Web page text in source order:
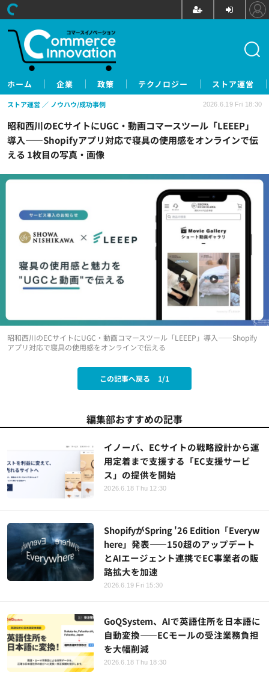
ホーム 企業 政策 テクノロジー ストア運営
昭和西川のECサイトにUGC・動画コマースツール「LEEEP」
導入——Shopifyアプリ対応で寝具の使用感をオンラインで伝
える 1枚目の写真・画像
ストア運営 ノウハウ/成功事例 2026.6.19 Fri 18:30
昭和西川のECサイトにUGC・動画コマースツール「LEEEP」導入——Shopify
アプリ対応で寝具の使用感をオンラインで伝える
この記事へ戻る 1/1
編集部おすすめの記事
イノーバ、ECサイトの戦略設計から運
用定着まで支援する「EC支援サービ
ス」の提供を開始
2026.6.18 Thu 12:30
ShopifyがSpring '26 Edition「Everyw
here」発表——150超のアップデート
とAIエージェント連携でEC事業者の販
路拡大を加速
2026.6.19 Fri 15:30
GoQSystem、AIで英語住所を日本語に
自動変換——ECモールの受注業務負担
を大幅削減
2026.6.18 Thu 18:30